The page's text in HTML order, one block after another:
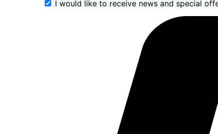
I would like to receive news and special